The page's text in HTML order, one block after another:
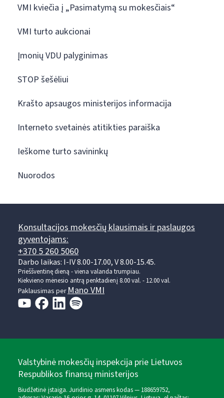
VMI kviečia į „Pasimatymą su mokesčiais“
VMI turto aukcionai
Įmonių VDU palyginimas
STOP šešėliui
Krašto apsaugos ministerijos informacija
Interneto svetainės atitikties paraiška
Ieškome turto savininkų
Nuorodos
Konsultacijos mokesčių klausimais ir paslaugos
gyventojams:
+370 5 260 5060
Darbo laikas: I-IV 8.00-17.00, V 8.00-15.45.
Prieššventinę dieną - viena valanda trumpiau.
Kiekvieno mėnesio antrą penktadienį 8.00 val. - 12.00 val.
Paklausimas perMano VMI
Valstybinė mokesčių inspekcija prie Lietuvos
Respublikos finansų ministerijos
Biudžetinė įstaiga. Juridinio asmens kodas — 188659752,